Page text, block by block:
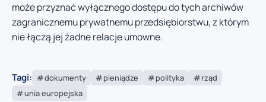
może przyznać wyłącznego dostępu do tych archiwów
zagranicznemu prywatnemu przedsiębiorstwu, z którym
nie łączą jej żadne relacje umowne.
Tagi: dokumenty pieniądze polityka
rząd
unia europejska